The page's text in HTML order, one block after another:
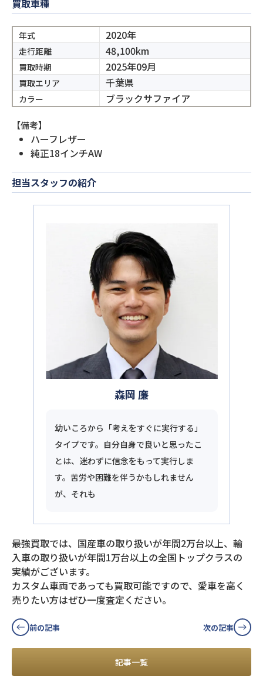
買取車種
年式 2020年
走行距離 48,100km
買取時期 2025年09月
買取エリア 千葉県
カラー ブラックサファイア
【備考】
ハーフレザー
純正18インチAW
担当スタッフの紹介
森岡 廉
幼いころから「考えをすぐに実行する」
タイプです。自分自身で良いと思ったこ
とは、迷わずに信念をもって実行しま
す。苦労や困難を伴うかもしれません
が、それも
最強買取では、国産車の取り扱いが年間2万台以上、輸
入車の取り扱いが年間1万台以上の全国トップクラスの
実績がございます。
カスタム車両であっても買取可能ですので、愛車を高く
売りたい方はぜひ一度査定ください。
前の記事
記事一覧
次の記事